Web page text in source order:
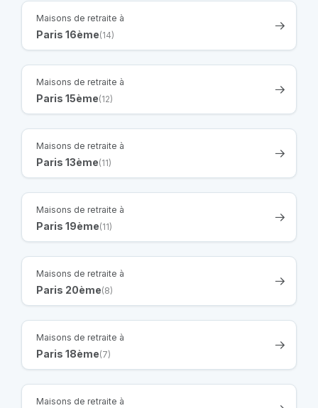
Maisons de retraite à
Paris 16ème(14)
Maisons de retraite à
Paris 15ème(12)
Maisons de retraite à
Paris 13ème(11)
Maisons de retraite à
Paris 19ème(11)
Maisons de retraite à
Paris 20ème(8)
Maisons de retraite à
Paris 18ème(7)
Maisons de retraite à